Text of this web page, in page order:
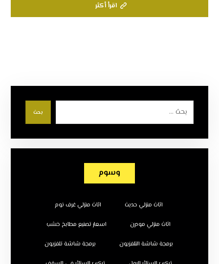
اقرأ أكثر
بحث
وسوم
اثاث منزلي حديث اثاث منزلي غرف نوم
اثاث منزلي مودرن اسعار تصنيع مطابخ خشب
برمجة شاشة التلفزيون برمجة شاشة تلفزيون